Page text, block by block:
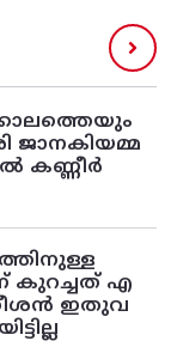
ജാനകിയമ്മ
കണ്ണീർ
കുറച്ചത് എ
ഇതുവ